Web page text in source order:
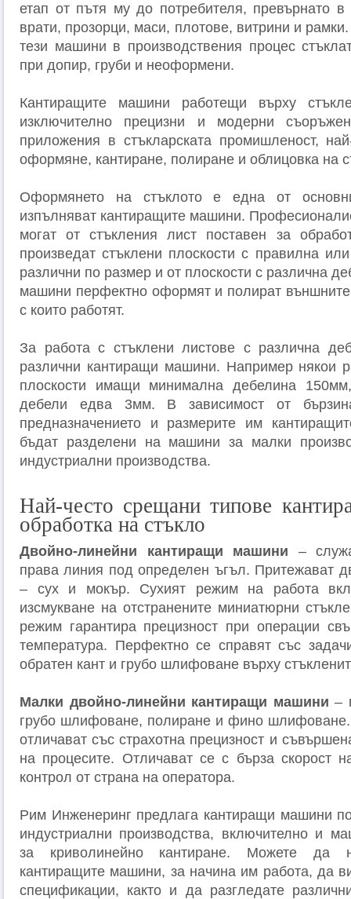
етап от пътя му до потребителя, превърнато в
врати, прозорци, маси, плотове, витрини и
тези машини в производствения процес
при допир, груби и неоформени.
Кантиращите машини работещи върху
изключително прецизни и модерни
приложения в стъкларската промишленост,
оформяне, кантиране, полиране и облицовка на
Оформянето на стъклото е една от
изпълняват кантиращите машини.
могат от стъкления лист поставен за
произведат стъклени плоскости с правилна
различни по размер и от плоскости с различна
машини перфектно оформят и полират
с които работят.
За работа с стъклени листове с различна
различни кантиращи машини. Например някои
плоскости имащи минимална дебелина
дебели едва 3мм. В зависимост от
предназначението и размерите им
бъдат разделени на машини за малки
индустриални производства.
Най-често срещани типове
обработка на стъкло
Двойно-линейни кантиращи машини –
права линия под определен ъгъл. Притежават
– сух и мокър. Сухият режим на работа
изсмукване на отстранените миниатюрни
режим гарантира прецизност при операции
температура. Перфектно се справят със
обратен кант и грубо шлифоване върху
Малки двойно-линейни кантиращи машини –
грубо шлифоване, полиране и фино
отличават със страхотна прецизност и
на процесите. Отличават се с бърза скорост
контрол от страна на оператора.
Рим Инженеринг предлага кантиращи машини
индустриални производства, включително и
за криволинейно кантиране. Можете да
кантиращите машини, за начина им работа, да
спецификации, както и да разгледате